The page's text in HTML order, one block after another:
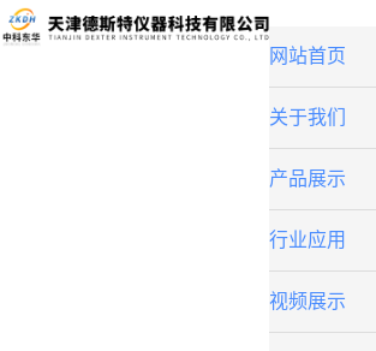
网站首页
关于我们
产品展示
行业应用
视频展示